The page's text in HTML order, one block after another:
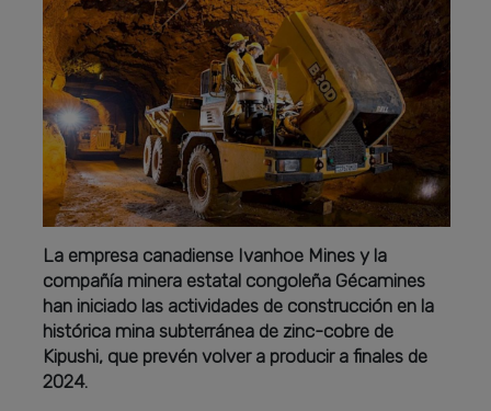
La empresa canadiense Ivanhoe Mines y la
compañía minera estatal congoleña Gécamines
han iniciado las actividades de construcción en la
histórica mina subterránea de zinc-cobre de
Kipushi, que prevén volver a producir a finales de
2024.